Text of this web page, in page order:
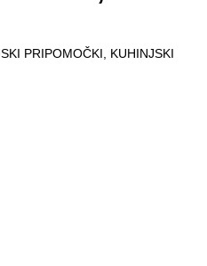
PRIPOMOČKI
KUHINJSKI